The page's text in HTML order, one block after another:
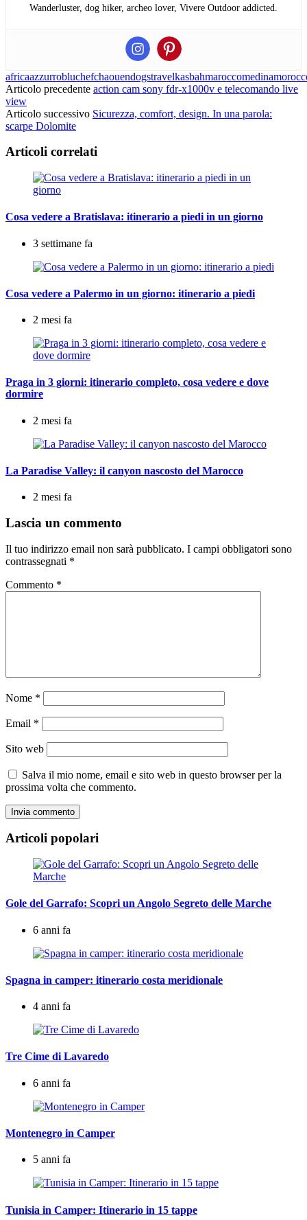
Wanderluster, dog hiker, archeo lover, Vivere Outdoor addicted.
africaazzurrobluchefchaouendogstravelkasbahmaroccomedina
Articolo precedente action cam sony fdr-x1000v e telecomando live
view
Articolo successivo Sicurezza, comfort, design. In una parola:
scarpe Dolomite
Articoli correlati
Cosa vedere a Bratislava: itinerario a piedi in un giorno
3 settimane fa
Cosa vedere a Palermo in un giorno: itinerario a piedi
2 mesi fa
Praga in 3 giorni: itinerario completo, cosa vedere e dove
dormire
2 mesi fa
La Paradise Valley: il canyon nascosto del Marocco
2 mesi fa
Lascia un commento
Il tuo indirizzo email non sarà pubblicato. I campi obbligatori sono
contrassegnati *
Commento *
Nome *
Email *
Sito web
Salva il mio nome, email e sito web in questo browser per la
prossima volta che commento.
Articoli popolari
Gole del Garrafo: Scopri un Angolo Segreto delle Marche
6 anni fa
Spagna in camper: itinerario costa meridionale
4 anni fa
Tre Cime di Lavaredo
6 anni fa
Montenegro in Camper
5 anni fa
Tunisia in Camper: Itinerario in 15 tappe